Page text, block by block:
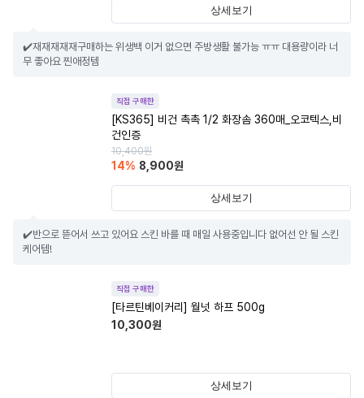
상세보기
✔️재재재재재구매하는 위생백 이거 없으면 주방생활 불가능 ㅠㅠ 대용량이라 너
무 좋아요 찐애정템
직접 구매한
[KS365] 비건 촉촉 1/2 화장솜 360매_오코텍스,비
건인증
10,400원
14% 8,900원
상세보기
✔️반으로 뜯어서 쓰고 있어요 스킨 바를 때 매일 사용중입니다 없어선 안 될 스킨
케어템!
직접 구매한
[타르틴베이커리] 월넛 하프 500g
10,300원
상세보기